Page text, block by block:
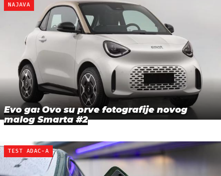
NAJAVA
Evo ga: Ovo su prve fotografije novog
malog Smarta #2
TEST ADAC-A